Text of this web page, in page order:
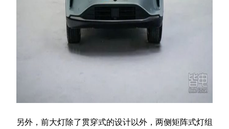
另外，前大灯除了贯穿式的设计以外，两侧矩阵式灯组